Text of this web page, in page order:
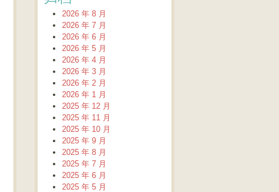
2026 年 8 月
2026 年 7 月
2026 年 6 月
2026 年 5 月
2026 年 4 月
2026 年 3 月
2026 年 2 月
2026 年 1 月
2025 年 12 月
2025 年 11 月
2025 年 10 月
2025 年 9 月
2025 年 8 月
2025 年 7 月
2025 年 6 月
2025 年 5 月